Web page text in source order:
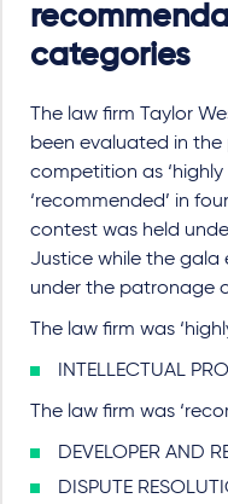
categories
The law firm Taylor
been evaluated in the
competition as
‘recommended’ in
contest was held
Justice while the gala
under the patronage
The law firm was
INTELLECTUAL
The law firm was
DEVELOPER AND
DISPUTE